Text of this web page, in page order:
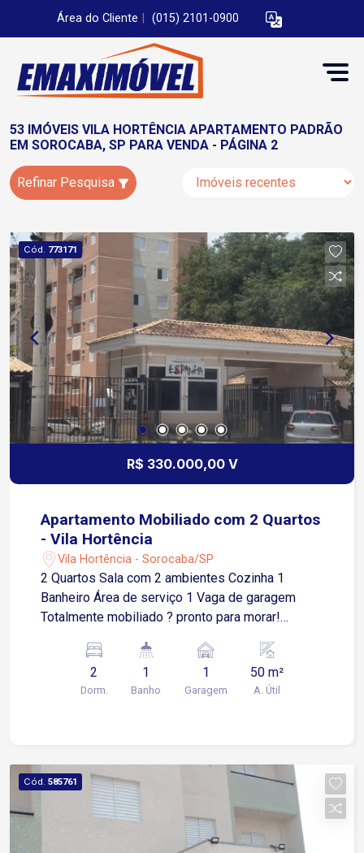
Área do Cliente (015) 2101-0900
53 IMÓVEIS VILA HORTÊNCIA APARTAMENTO PADRÃO
EM SOROCABA, SP PARA VENDA - PÁGINA 2
Refinar Pesquisa
Cód. 773171
R$ 330.000,00 V
Apartamento Mobiliado com 2 Quartos
- Vila Hortência
Vila Hortência - Sorocaba/SP
2 Quartos Sala com 2 ambientes Cozinha 1
Banheiro Área de serviço 1 Vaga de garagem
Totalmente mobiliado ? pronto para morar!
Salão de festas Academia Salão de jogos
Espaço gourmet com churrasqueira e forno de
pizza Piscina adulto e infantil Playground
Próximo à Casa do Cidadão, feira livre,
supermercados, escolas e igrejas Entre em
contato e agende sua visita!
2
Dorm.
1
Banho
1
Garagem
50 m²
A. Útil
Cód. 585761